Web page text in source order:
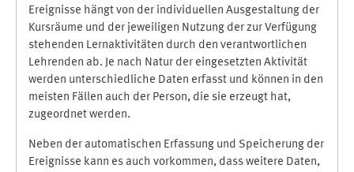
Ereignisse hängt von der individuellen Ausgestaltung der
Kursräume und der jeweiligen Nutzung der zur Verfügung
stehenden Lernaktivitäten durch den verantwortlichen
Lehrenden ab. Je nach Natur der eingesetzten Aktivität
werden unterschiedliche Daten erfasst und können in den
meisten Fällen auch der Person, die sie erzeugt hat,
zugeordnet werden.
Neben der automatischen Erfassung und Speicherung der
Ereignisse kann es auch vorkommen, dass weitere Daten,